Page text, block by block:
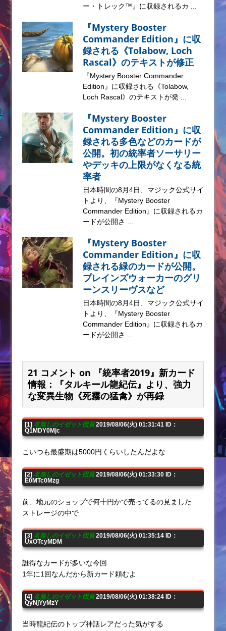
ー・トレック™』に収録されるカ ...
『Mystery Booster
Commander Edition』に収
録される《Tolabow, Loch
Rascal》のテキストが修正
『Mystery Booster Commander
Edition』に収録される《Tolabow,
Loch Rascal》のテキストが発 ...
『Mystery Booster
Commander Edition』に収
録される多色などのカードが
公開。初の統率者ソーサリー
やデッキの上限がなくなる統
率者
日本時間の8月4日、マジック公式サイ
トより、『Mystery Booster
Commander Edition』に収録されるカ
ードが公開さ ...
『Mystery Booster
Commander Edition』に収
録される緑のカードが公開。
プレインズウォーカーのグリ
ーンスリーヴスなど
日本時間の8月4日、マジック公式サイ
トより、『Mystery Booster
Commander Edition』に収録されるカ
ードが公開さ ...
21 コメント on 『統率者2019』新カード
情報：『タルキール龍紀伝』より、強力
な変異生物《死霧の猛禽》が再録
[1] 名無しのイゼット団員2019/08/06(火) 01:31:41 ID：
Q1MDY0Mjc
こいつも最盛期は5000円くらいしたんだよな
[2] 名無しのイゼット団員2019/08/06(火) 01:33:30 ID：
E0MTc0Mzg
前、地元のショップで何十円かで売ってるの見ました
ストレージの中で
[3] 名無しのイゼット団員2019/08/06(火) 01:35:14 ID：
UxOTcyMDM
誰得なカードが多いな今回
1年に1回なんだから新カード頼むよ
[4] 名無しのイゼット団員2019/08/06(火) 01:38:24 ID：
QyNjYyMzY
当時龍紀伝のトップ神話レアだった気がする